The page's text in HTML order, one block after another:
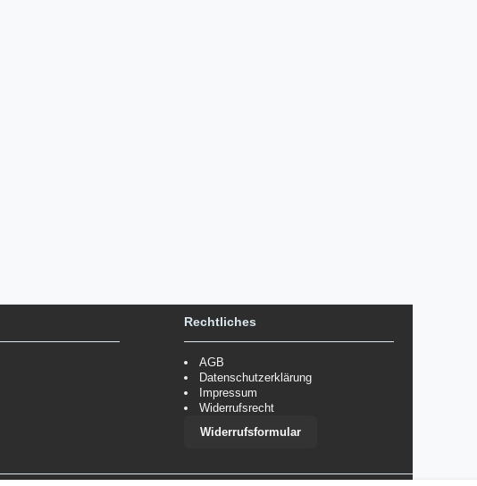
Rechtliches
AGB
Datenschutzerklärung
Impressum
Widerrufsrecht
Widerrufsformular